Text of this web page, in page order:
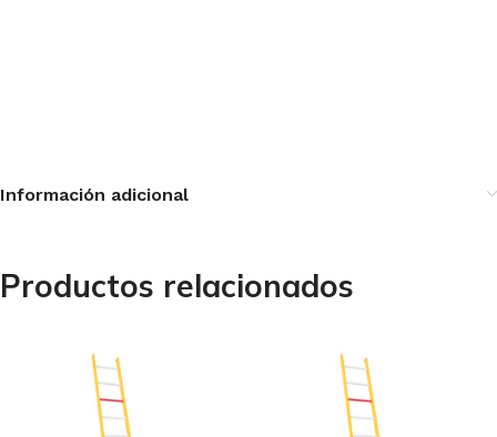
Información adicional
Productos relacionados